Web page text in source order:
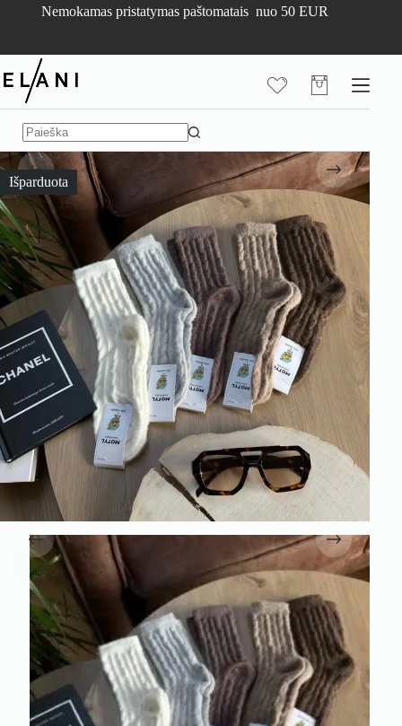
Nemokamas pristatymas paštomatais nuo 50 EUR
Pirkinių
krepšelis
No
results
Išparduota